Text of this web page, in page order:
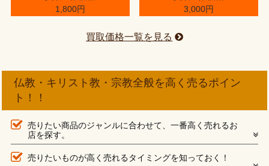
1,800円
3,000円
買取価格一覧を見る
仏教・キリスト教・宗教全般を高く売るポイン
ト！！
売りたい商品のジャンルに合わせて、一番高く売れるお
店を探す。
売りたいものが高く売れるタイミングを知っておく！